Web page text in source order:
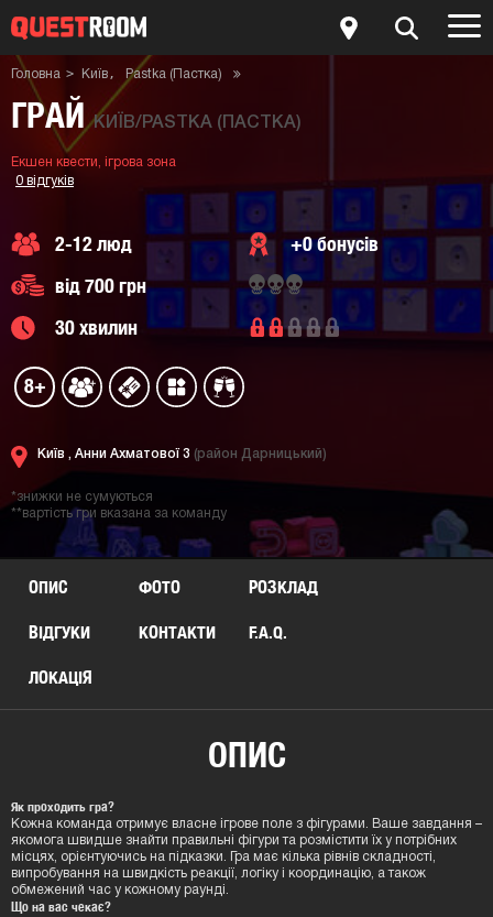
Головна Київ Pastka (Пастка)
Ігрова зона Квест-кімната Грай
ГРАЙКИЇВ/PASTKA (ПАСТКА)
Екшен квести, ігрова зона
0 відгуків
2-12 люд
+0 бонусів
від 700 грн
30 хвилин
8+
Київ , Анни Ахматової 3 (район Дарницький)
*знижки не сумуються
**вартість гри вказана за команду
ОПИС ФОТО РОЗКЛАД
ВІДГУКИ КОНТАКТИ F.A.Q.
ЛОКАЦIЯ
ОПИС
Як проходить гра?
Кожна команда отримує власне ігрове поле з фігурами. Ваше завдання –
якомога швидше знайти правильні фігури та розмістити їх у потрібних
місцях, орієнтуючись на підказки. Гра має кілька рівнів складності,
випробування на швидкість реакції, логіку і координацію, а також
обмежений час у кожному раунді.
Що на вас чекає?